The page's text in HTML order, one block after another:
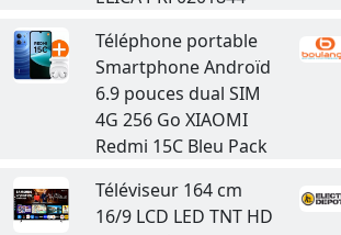
Téléphone portable
Smartphone Androïd
6.9 pouces dual SIM
4G 256 Go XIAOMI
Redmi 15C Bleu Pack
Téléviseur 164 cm
16/9 LCD LED TNT HD